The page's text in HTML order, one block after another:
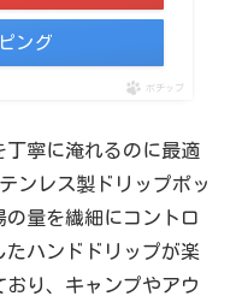
ング
ポチップ
寧に淹れるのに最適
ンレス製ドリップポッ
の量を繊細にコントロ
ハンドドリップが楽
おり、キャンプやアウ